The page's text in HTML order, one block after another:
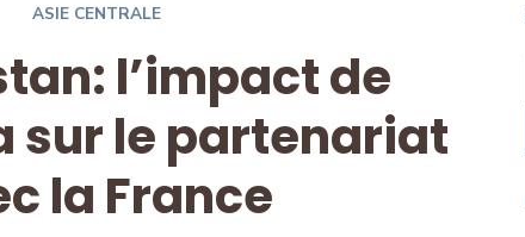
ASIE CENTRALE
l’impact de
sur le partenariat
la France